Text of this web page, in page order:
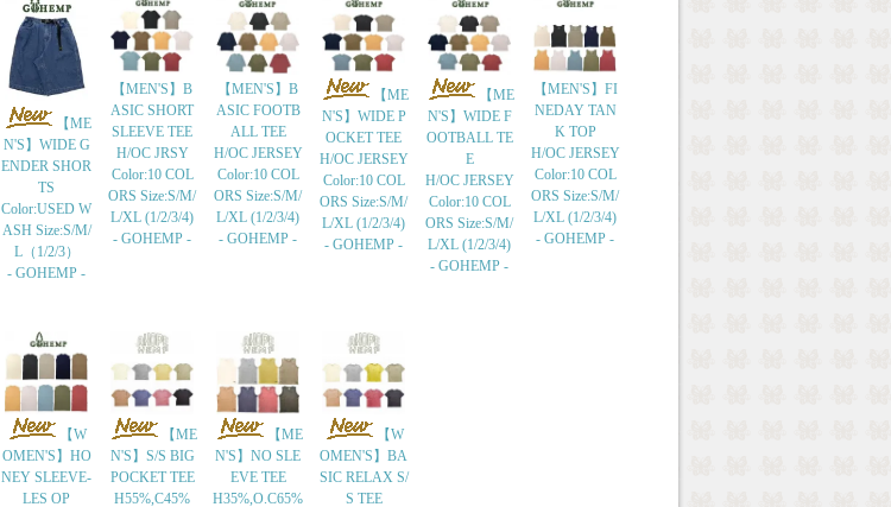
【ME
N'S】WIDE G
ENDER SHOR
TS
Color:USED W
ASH Size:S/M/
L（1/2/3）
- GOHEMP -
【MEN'S】B
ASIC SHORT
SLEEVE TEE
H/OC JRSY
Color:10 COL
ORS Size:S/M/
L/XL (1/2/3/4)
- GOHEMP -
【MEN'S】B
ASIC FOOTB
ALL TEE
H/OC JERSEY
Color:10 COL
ORS Size:S/M/
L/XL (1/2/3/4)
- GOHEMP -
【ME
N'S】WIDE P
OCKET TEE
H/OC JERSEY
Color:10 COL
ORS Size:S/M/
L/XL (1/2/3/4)
- GOHEMP -
【ME
N'S】WIDE F
OOTBALL TE
E
H/OC JERSEY
Color:10 COL
ORS Size:S/M/
L/XL (1/2/3/4)
- GOHEMP -
【MEN'S】FI
NEDAY TAN
K TOP
H/OC JERSEY
Color:10 COL
ORS Size:S/M/
L/XL (1/2/3/4)
- GOHEMP -
【W
OMEN'S】HO
NEY SLEEVE-
LES OP
【ME
N'S】S/S BIG
POCKET TEE
H55%,C45%
【ME
N'S】NO SLE
EVE TEE
H35%,O.C65%
【W
OMEN'S】BA
SIC RELAX S/
S TEE